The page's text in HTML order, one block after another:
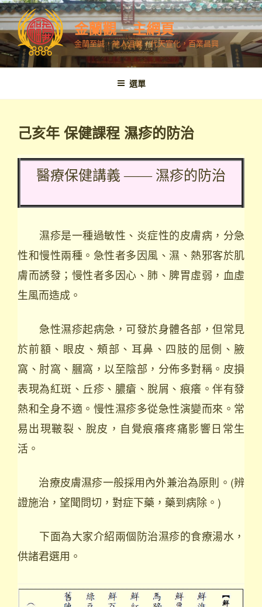
跳
至
內
容
金蘭觀 – 主網頁
金蘭至誠，神人溫馨，代天宣化，百業昌興
選單
己亥年 保健課程 濕疹的防治
醫療保健講義 —— 濕疹的防治
濕疹是一種過敏性、炎症性的皮膚病，分急
性和慢性兩種。急性者多因風、濕、熱邪客於肌
膚而誘發；慢性者多因心、肺、脾胃虛弱，血虛
生風而造成。
急性濕疹起病急，可發於身體各部，但常見
於前額、眼皮、頰部、耳鼻、四肢的屈側、腋
窩、肘窩、膕窩，以至陰部，分佈多對稱。皮損
表現為紅斑、丘疹、膿瘡、脫屑、痕癢。伴有發
熱和全身不適。慢性濕疹多從急性演變而來。常
易出現皸裂、脫皮，自覺痕癢疼痛影響日常生
活。
治療皮膚濕疹一般採用內外兼治為原則。(辨
證施治，望聞問切，對症下藥，藥到病除。)
下面為大家介紹兩個防治濕疹的食療湯水，
供諸君選用。